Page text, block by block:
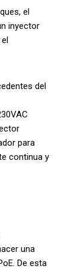
el
inyector
del
para
continua y
una
De esta